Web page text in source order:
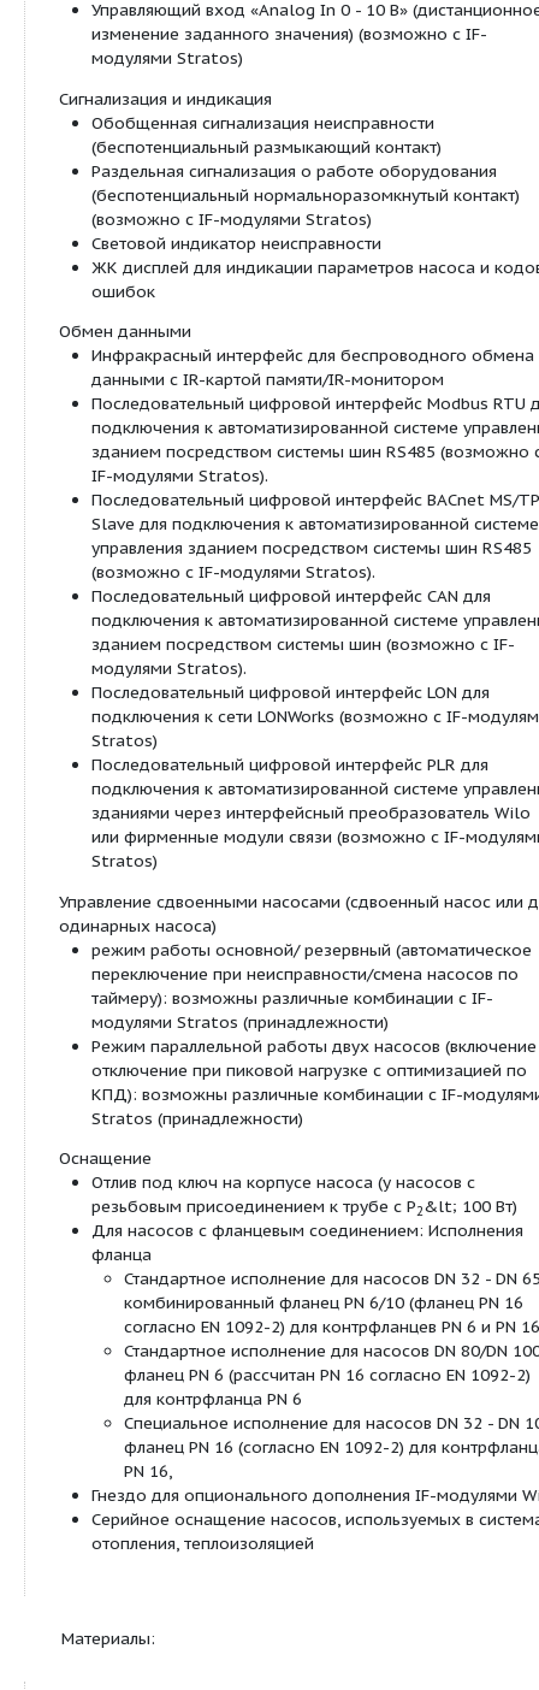
Режимы работы
Ручной режим управления (n=постоян.)
Δp-c для постоянного перепада давления
Δp-v для переменного перепада давления
Δp-T для перепада давления, зависимого от
температурного режима (программируется
IR-карты памяти, IR-монитора, Modbus,
CAN)
Ручное управление
Настройка режимов работы
Настройка автоматического режима
вращения
Регулировка момента ВКЛ./ВЫКЛ. насоса
Настройка частоты вращения (ручное
Автоматическое управление
Бесступенчатая регулировка мощности в
режима работы
Автоматический режим снижения частоты
Функция разблокирования
Плавный пуск
Полная защита мотора со встроенной
системой отключения
Внешнее управление
Управляющий вход «Выкл. по приоритету»
IF-модулями Stratos)
Управляющий вход «Мин. мощность по
(возможно с IF-модулями Stratos)
Управляющий вход «Analog In 0 - 10 В»
переключение частоты вращения)
модулями Stratos)
Управляющий вход «Analog In 0 - 10 В»
изменение заданного значения) (возможно
модулями Stratos)
Сигнализация и индикация
Обобщенная сигнализация неисправности
(беспотенциальный размыкающий контакт)
(беспотенциальный нормальноразомкнутый
(возможно с IF-модулями Stratos)
Световой индикатор неисправности
ЖК дисплей для индикации параметров
ошибок
Обмен данными
Инфракрасный интерфейс для
данными с IR-картой памяти/IR-монитором
Последовательный цифровой интерфейс
подключения к автоматизированной
зданием посредством системы шин RS485
IF-модулями Stratos).
Последовательный цифровой интерфейс
Slave для подключения к
Последовательный цифровой интерфейс